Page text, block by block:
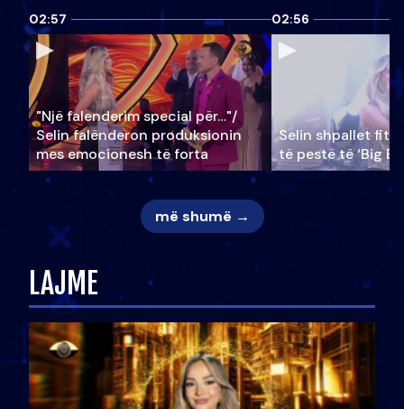
02:57
"Një falenderim special për…"/
Selin falënderon produksionin
mes emocionesh të forta
02:56
Selin shpallet
të pestë të ‘Big
më shumë →
LAJME